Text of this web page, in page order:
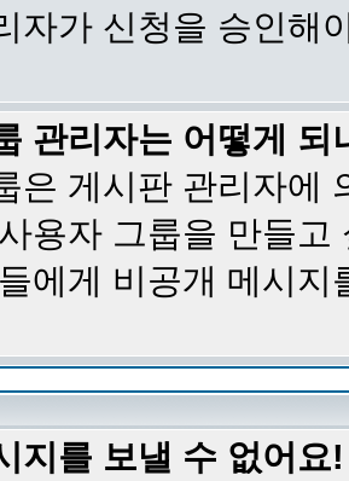
자가 신청을 승인해
관리자는 어떻게 되
은 게시판 관리자에
용자 그룹을 만들
에게 비공개 메시지
지를 보낼 수 없어요!